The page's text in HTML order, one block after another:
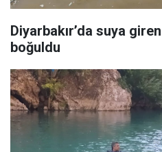
Diyarbakır’da suya
boğuldu